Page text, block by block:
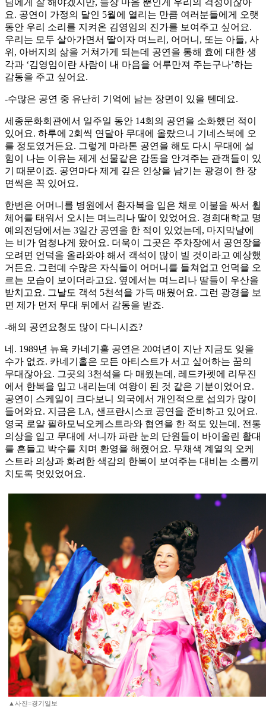
님에게 잘 해야겠지만, 늘상 마음 뿐인게 우리의 걱정이잖아
요. 공연이 가정의 달인 5월에 열리는 만큼 여러분들에게 오랫
동안 우리 소리를 지켜온 김영임의 진가를 보여주고 싶어요.
우리는 모두 살아가면서 딸이자 며느리, 어머니, 또는 아들, 사
위, 아버지의 삶을 거쳐가게 되는데 공연을 통해 효에 대한 생
각과 ‘김영임이란 사람이 내 마음을 어루만져 주는구나’하는
감동을 주고 싶어요.
-수많은 공연 중 유난히 기억에 남는 장면이 있을 텐데요.
세종문화회관에서 일주일 동안 14회의 공연을 소화했던 적이
있어요. 하루에 2회씩 연달아 무대에 올랐으니 기네스북에 오
를 정도였거든요. 그렇게 마라톤 공연을 해도 다시 무대에 설
힘이 나는 이유는 제게 선물같은 감동을 안겨주는 관객들이 있
기 때문이죠. 공연마다 제게 깊은 인상을 남기는 광경이 한 장
면씩은 꼭 있어요.
한번은 어머니를 병원에서 환자복을 입은 채로 이불을 싸서 휠
체어를 태워서 오시는 며느리나 딸이 있었어요. 경희대학교 명
예의전당에서는 3일간 공연을 한 적이 있었는데, 마지막날에
는 비가 엄청나게 왔어요. 더욱이 그곳은 주차장에서 공연장을
오려면 언덕을 올라와야 해서 객석이 많이 빌 것이라고 예상했
거든요. 그런데 수많은 자식들이 어머니를 들쳐업고 언덕을 오
르는 모습이 보이더라고요. 옆에서는 며느리나 딸들이 우산을
받치고요. 그날도 객석 5천석을 가득 매웠어요. 그런 광경을 보
면 제가 먼저 무대 뒤에서 감동을 받죠.
-해외 공연요청도 많이 다니시죠?
네. 1989년 뉴욕 카네기홀 공연은 20여년이 지난 지금도 잊을
수가 없죠. 카네기홀은 모든 아티스트가 서고 싶어하는 꿈의
무대잖아요. 그곳의 3천석을 다 매웠는데, 레드카펫에 리무진
에서 한복을 입고 내리는데 여왕이 된 것 같은 기분이었어요.
공연이 스케일이 크다보니 외국에서 개인적으로 섭외가 많이
들어와요. 지금은 LA, 샌프란시스코 공연을 준비하고 있어요.
영국 로얄 필하모닉오케스트라와 협연을 한 적도 있는데, 전통
의상을 입고 무대에 서니까 파란 눈의 단원들이 바이올린 활대
를 흔들고 박수를 치며 환영을 해줬어요. 무채색 계열의 오케
스트라 의상과 화려한 색감의 한복이 보여주는 대비는 소름끼
치도록 멋있었어요.
▲사진=경기일보